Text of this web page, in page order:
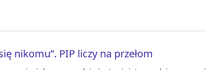
nikomu”. PIP liczy na przełom